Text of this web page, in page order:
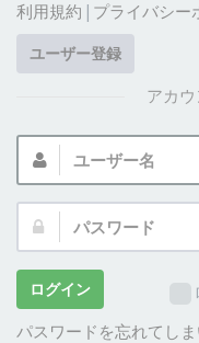
利用規約 | プライバシー
ユーザー登録
アカ
ユ
ザ
名:
ド:
ログイン
パスワードを忘れてし